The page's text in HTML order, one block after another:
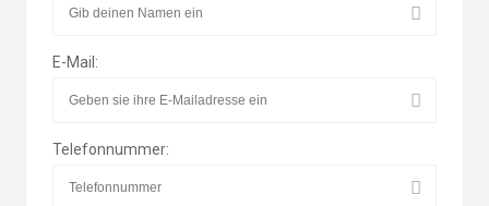
E-Mail:
Telefonnummer: